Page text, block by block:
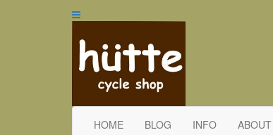
HOME BLOG INFO ABOUT